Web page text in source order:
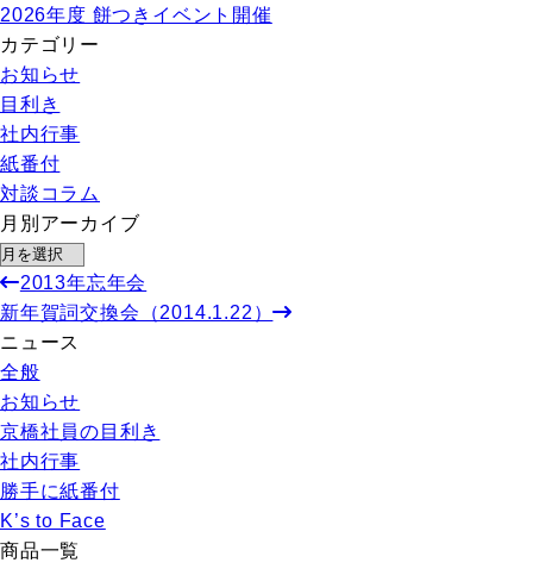
2026年度 餅つきイベント開催
カテゴリー
お知らせ
目利き
社内行事
紙番付
対談コラム
月別アーカイブ
2013年忘年会
新年賀詞交換会（2014.1.22）
ニュース
全般
お知らせ
京橋社員の目利き
社内行事
勝手に紙番付
K’s to Face
商品一覧